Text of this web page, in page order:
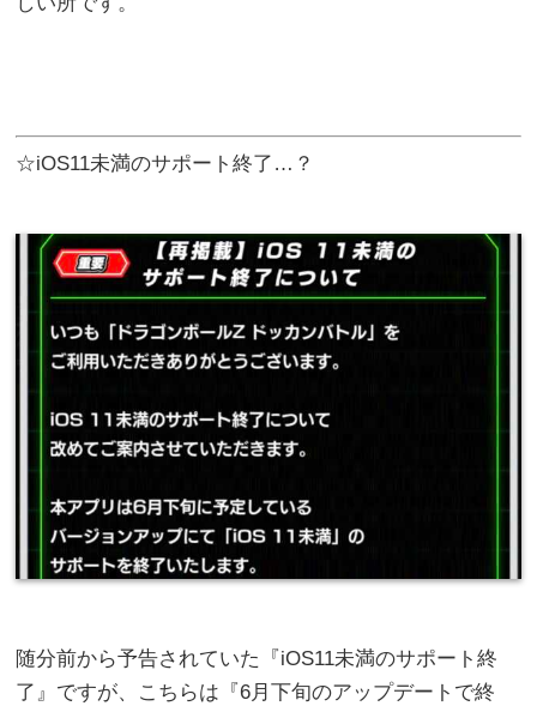
☆iOS11未満のサポート終了…？
随分前から予告されていた『iOS11未満のサポート終
了』ですが、こちらは『6月下旬のアップデートで終